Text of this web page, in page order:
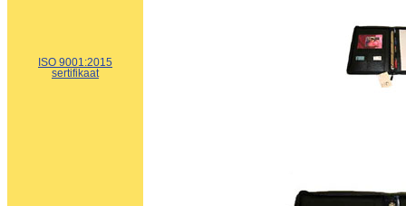
ISO 9001:2015
sertifikaat